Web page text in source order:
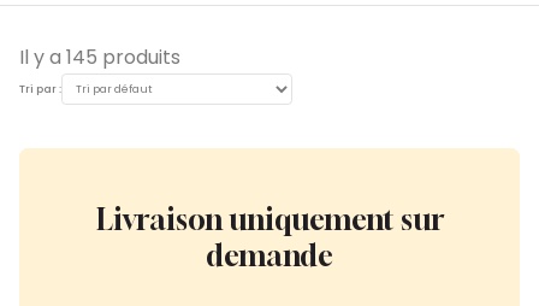
Il y a 145 produits
Tri par :
Livraison uniquement sur
demande